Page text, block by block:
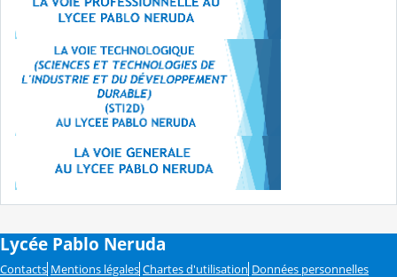
Lycée Pablo Neruda
Contacts Mentions légales Chartes d'utilisation Données personnelles